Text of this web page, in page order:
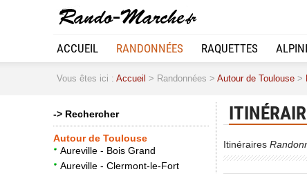
ACCUEIL RANDONNÉES RAQUETTES
Vous êtes ici : Accueil > Randonnées > Autour de Toulouse >
-> Rechercher
Autour de Toulouse
Aureville - Bois Grand
Aureville - Clermont-le-Fort
Itinéraires